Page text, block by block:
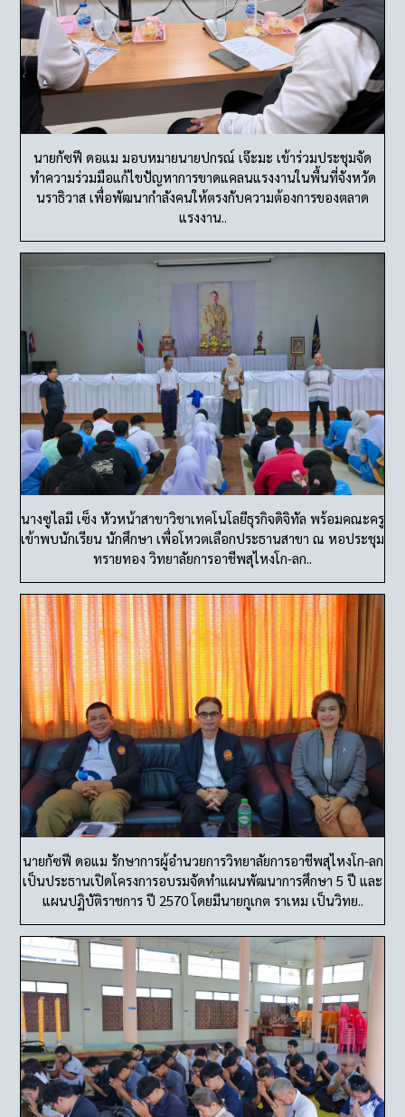
นายกัซฟี ดอแม มอบหมายนายปกรณ์ เจ๊ะมะ เข้าร่วมประชุมจัด
ทำความร่วมมือแก้ไขปัญหาการขาดแคลนแรงงานในพื้นที่จังหวัด
นราธิวาส เพื่อพัฒนากำลังคนให้ตรงกับความต้องการของตลาด
แรงงาน..
นางซูไลมี เซ็ง หัวหน้าสาขาวิชาเทคโนโลยีธุรกิจดิจิทัล พร้อมคณะครู
เข้าพบนักเรียน นักศึกษา เพื่อโหวตเลือกประธานสาขา ณ หอประชุม
ทรายทอง วิทยาลัยการอาชีพสุไหงโก-ลก..
นายกัซฟี ดอแม รักษาการผู้อำนวยการวิทยาลัยการอาชีพสุไหงโก-ลก
เป็นประธานเปิดโครงการอบรมจัดทำแผนพัฒนาการศึกษา 5 ปี และ
แผนปฏิบัติราชการ ปี 2570 โดยมีนายกูเกต ราเหม เป็นวิทย..